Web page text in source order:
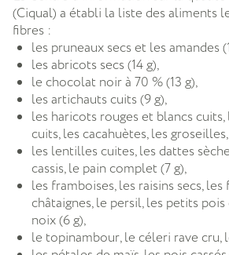
(Ciqual) a établi la liste des aliments
fibres :
les pruneaux secs et les amandes
les abricots secs (14 g),
le chocolat noir à 70 % (13 g),
les artichauts cuits (9 g),
les haricots rouges et blancs
cuits, les cacahuètes, les
les lentilles cuites, les dattes
cassis, le pain complet (7 g),
les framboises, les raisins secs,
châtaignes, le persil, les petits
noix (6 g),
le topinambour, le céleri rave cru,